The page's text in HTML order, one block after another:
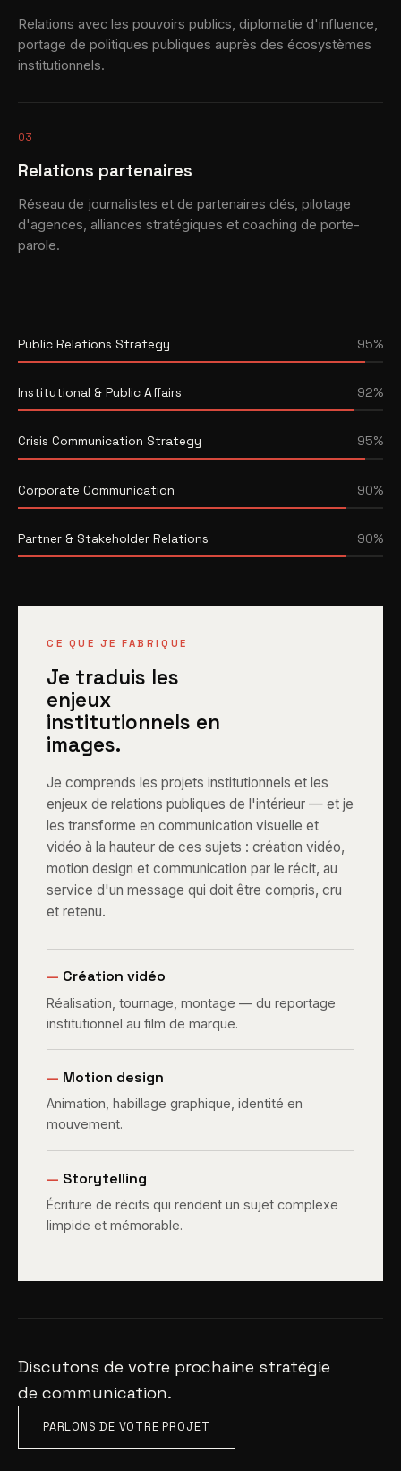
Relations avec les pouvoirs publics, diplomatie d'influence,
portage de politiques publiques auprès des écosystèmes
institutionnels.
03
Relations partenaires
Réseau de journalistes et de partenaires clés, pilotage
d'agences, alliances stratégiques et coaching de porte-
parole.
Public Relations Strategy 95%
Institutional & Public Affairs 92%
Crisis Communication Strategy 95%
Corporate Communication 90%
Partner & Stakeholder Relations 90%
CE QUE JE FABRIQUE
Je traduis les
enjeux
institutionnels en
images.
Je comprends les projets institutionnels et les
enjeux de relations publiques de l'intérieur — et je
les transforme en communication visuelle et
vidéo à la hauteur de ces sujets : création vidéo,
motion design et communication par le récit, au
service d'un message qui doit être compris, cru
et retenu.
— Création vidéo
Réalisation, tournage, montage — du reportage
institutionnel au film de marque.
— Motion design
Animation, habillage graphique, identité en
mouvement.
— Storytelling
Écriture de récits qui rendent un sujet complexe
limpide et mémorable.
Discutons de votre prochaine stratégie
de communication.
PARLONS DE VOTRE PROJET